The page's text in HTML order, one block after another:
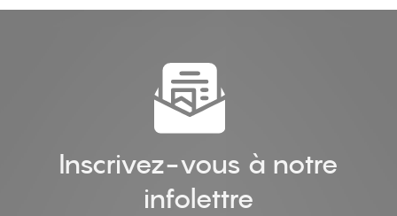
Inscrivez-vous à notre
infolettre